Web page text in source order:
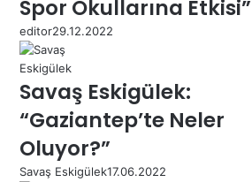
Spor Okullarına Etkisi”
editor29.12.2022
Savaş Eskigülek:
“Gaziantep’te Neler
Oluyor?”
Savaş Eskigülek17.06.2022